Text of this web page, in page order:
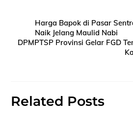
Harga Bapok di Pasar
Naik Jelang Maulid Nabi
DPMPTSP Provinsi Gelar FGD
Related Posts